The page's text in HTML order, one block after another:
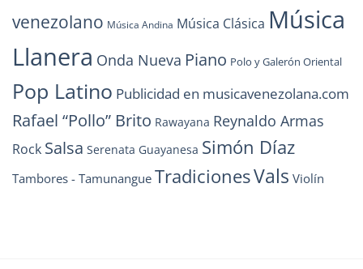
venezolano Música Andina Música Clásica Música
Llanera Onda Nueva Piano Polo y Galerón Oriental
Pop Latino Publicidad en musicavenezolana.com
Rafael “Pollo” Brito Rawayana Reynaldo Armas
Rock Salsa Serenata Guayanesa Simón Díaz
Tambores - Tamunangue TradicionesVals Violín